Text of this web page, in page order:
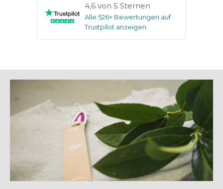
4,6 von 5 Sternen
Alle 526+ Bewertungen auf
Trustpilot anzeigen